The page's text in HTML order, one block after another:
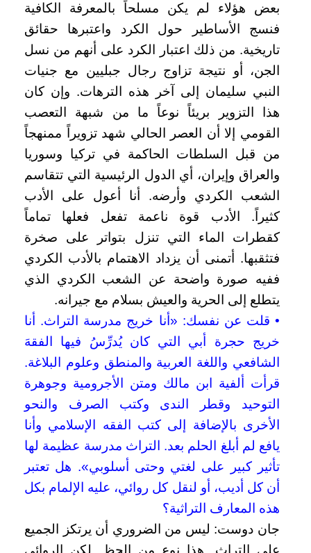
بعض هؤلاء لم يكن مسلحاً بالمعرفة الكافية
فنسج الأساطير حول الكرد واعتبرها حقائق
تاريخية. من ذلك اعتبار الكرد على أنهم من نسل
الجن، أو نتيجة تزاوج رجال جبليين مع جنيات
النبي سليمان إلى آخر هذه الترهات. وإن كان
هذا التزوير بريئاً نوعاً ما من شبهة التعصب
القومي إلا أن العصر الحالي شهد تزويراً ممنهجاً
من قبل السلطات الحاكمة في تركيا وسوريا
والعراق وإيران، أي الدول الرئيسية التي تتقاسم
الشعب الكردي وأرضه. أنا أعول على الأدب
كثيراً. الأدب قوة ناعمة تفعل فعلها تماماً
كقطرات الماء التي تنزل بتواتر على صخرة
فتثقبها. أتمنى أن يزداد الاهتمام بالأدب الكردي
ففيه صورة واضحة عن الشعب الكردي الذي
يتطلع إلى الحرية والعيش بسلام مع جيرانه.
• قلت عن نفسك: «أنا خريج مدرسة التراث. أنا
خريج حجرة أبي التي كان يُدرِّسُ فيها الفقهَ
الشافعي واللغة العربية والمنطق وعلوم البلاغة.
قرأت ألفية ابن مالك ومتن الأجرومية وجوهرة
التوحيد وقطر الندى وكتب الصرف والنحو
الأخرى بالإضافة إلى كتب الفقه الإسلامي وأنا
يافع لم أبلغ الحلم بعد. التراث مدرسة عظيمة لها
تأثير كبير على لغتي وحتى أسلوبي». هل تعتبر
أن كل أديب، أو لنقل كل روائي، عليه الإلمام بكل
هذه المعارف التراثية؟
جان دوست: ليس من الضروري أن يرتكز الجميع
على التراث. هذا نوع من الحظ. لكن الروائي